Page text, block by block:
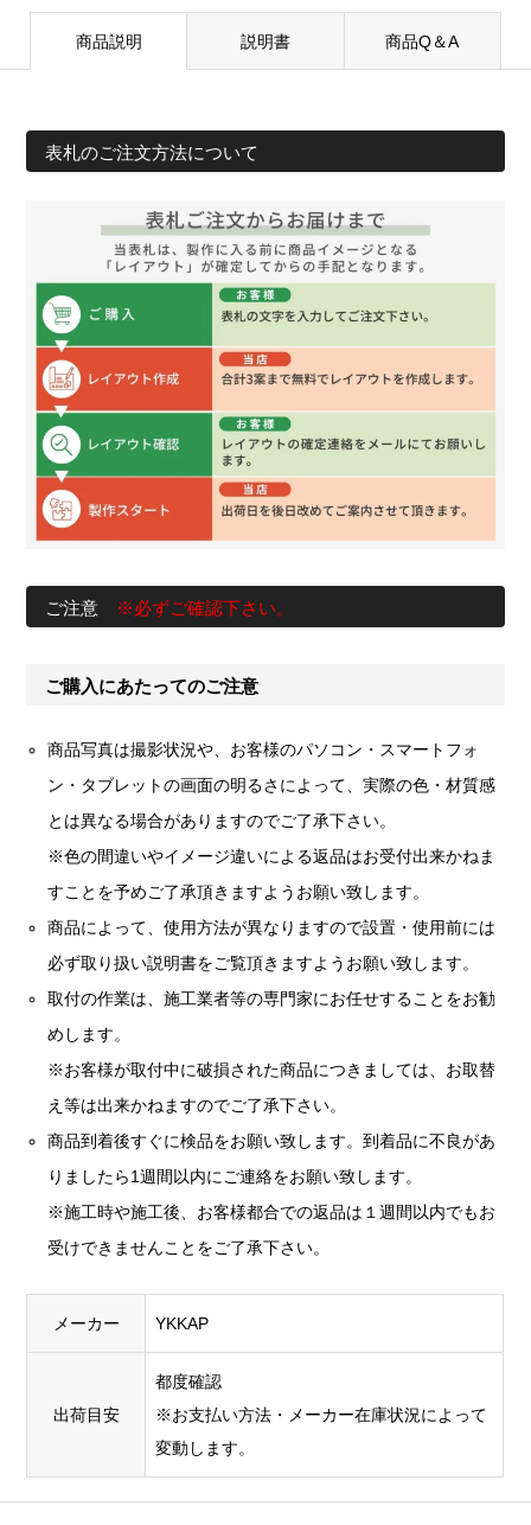
商品説明 説明書 商品Q＆A
表札のご注文方法について
ご注意 ※必ずご確認下さい。
ご購入にあたってのご注意
商品写真は撮影状況や、お客様のパソコン・スマートフォ
ン・タブレットの画面の明るさによって、実際の色・材質感
とは異なる場合がありますのでご了承下さい。
※色の間違いやイメージ違いによる返品はお受付出来かねま
すことを予めご了承頂きますようお願い致します。
商品によって、使用方法が異なりますので設置・使用前には
必ず取り扱い説明書をご覧頂きますようお願い致します。
取付の作業は、施工業者等の専門家にお任せすることをお勧
めします。
※お客様が取付中に破損された商品につきましては、お取替
え等は出来かねますのでご了承下さい。
商品到着後すぐに検品をお願い致します。到着品に不良があ
りましたら1週間以内にご連絡をお願い致します。
※施工時や施工後、お客様都合での返品は１週間以内でもお
受けできませんことをご了承下さい。
メーカー YKKAP
出荷目安
都度確認
※お支払い方法・メーカー在庫状況によって
変動します。